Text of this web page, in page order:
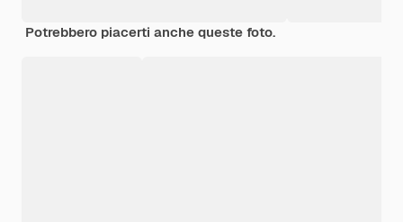
Potrebbero piacerti anche queste foto.